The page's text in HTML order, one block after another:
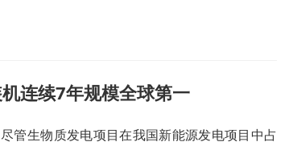
连续7年规模全球第一
管生物质发电项目在我国新能源发电项目中占